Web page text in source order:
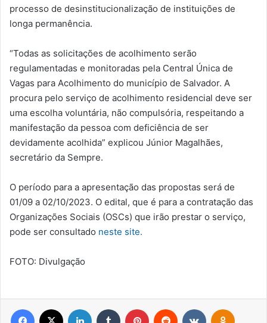
processo de desinstitucionalização de instituições de
longa permanência.
“Todas as solicitações de acolhimento serão
regulamentadas e monitoradas pela Central Única de
Vagas para Acolhimento do município de Salvador. A
procura pelo serviço de acolhimento residencial deve ser
uma escolha voluntária, não compulsória, respeitando a
manifestação da pessoa com deficiência de ser
devidamente acolhida” explicou Júnior Magalhães,
secretário da Sempre.
O período para a apresentação das propostas será de
01/09 a 02/10/2023. O edital, que é para a contratação das
Organizações Sociais (OSCs) que irão prestar o serviço,
pode ser consultado neste site.
FOTO: Divulgação
Facebook Linkedin Tumblr Pinterest Reddit